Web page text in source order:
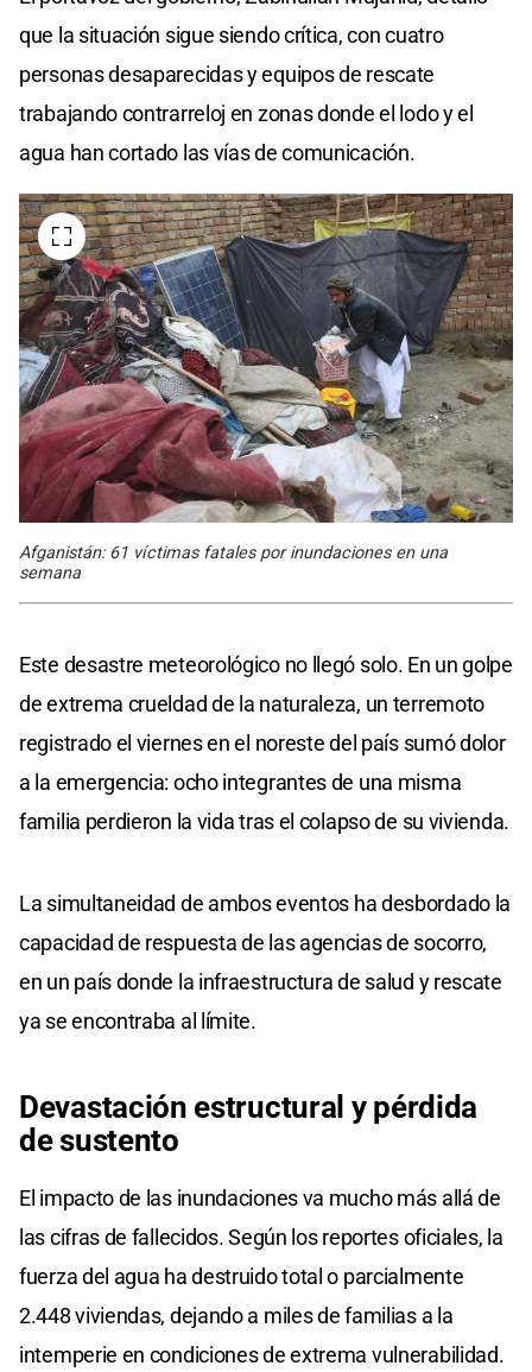
que la situación sigue siendo crítica, con cuatro
personas desaparecidas y equipos de rescate
trabajando contrarreloj en zonas donde el lodo y el
agua han cortado las vías de comunicación.
Afganistán: 61 víctimas fatales por inundaciones en una
semana
Este desastre meteorológico no llegó solo. En un golpe
de extrema crueldad de la naturaleza, un terremoto
registrado el viernes en el noreste del país sumó dolor
a la emergencia: ocho integrantes de una misma
familia perdieron la vida tras el colapso de su vivienda.
La simultaneidad de ambos eventos ha desbordado la
capacidad de respuesta de las agencias de socorro,
en un país donde la infraestructura de salud y rescate
ya se encontraba al límite.
Devastación estructural y pérdida
de sustento
El impacto de las inundaciones va mucho más allá de
las cifras de fallecidos. Según los reportes oficiales, la
fuerza del agua ha destruido total o parcialmente
2.448 viviendas, dejando a miles de familias a la
intemperie en condiciones de extrema vulnerabilidad.